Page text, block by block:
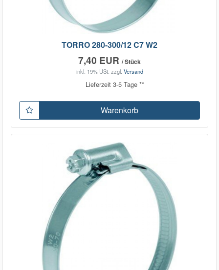
TORRO 280-300/12 C7 W2
7,40 EUR / Stück
inkl. 19% USt. zzgl. Versand
Lieferzeit 3-5 Tage **
Warenkorb